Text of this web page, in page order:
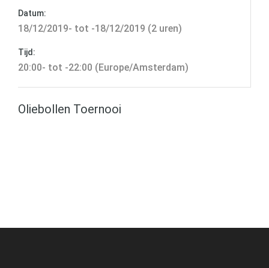
Datum:
18/12/2019- tot -18/12/2019 (2 uren)
Tijd:
20:00- tot -22:00 (Europe/Amsterdam)
Oliebollen Toernooi